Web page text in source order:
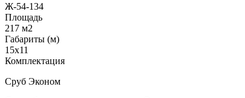
Ж-54-134
Площадь
217 м2
Габариты (м)
15х11
Комплектация
Сруб Эконом